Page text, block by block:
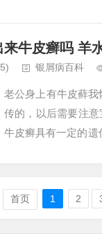
牛皮癣吗 羊
银屑病百科
老公身上有牛皮藓
传的，以后需要注
牛皮癣具有一定的遗
首页 1 2